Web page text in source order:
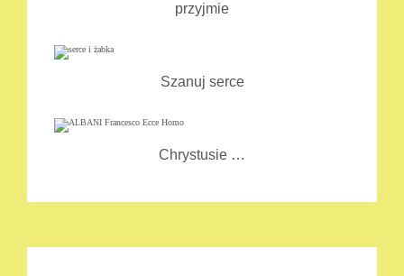
przyjmie
Szanuj serce
Chrystusie …